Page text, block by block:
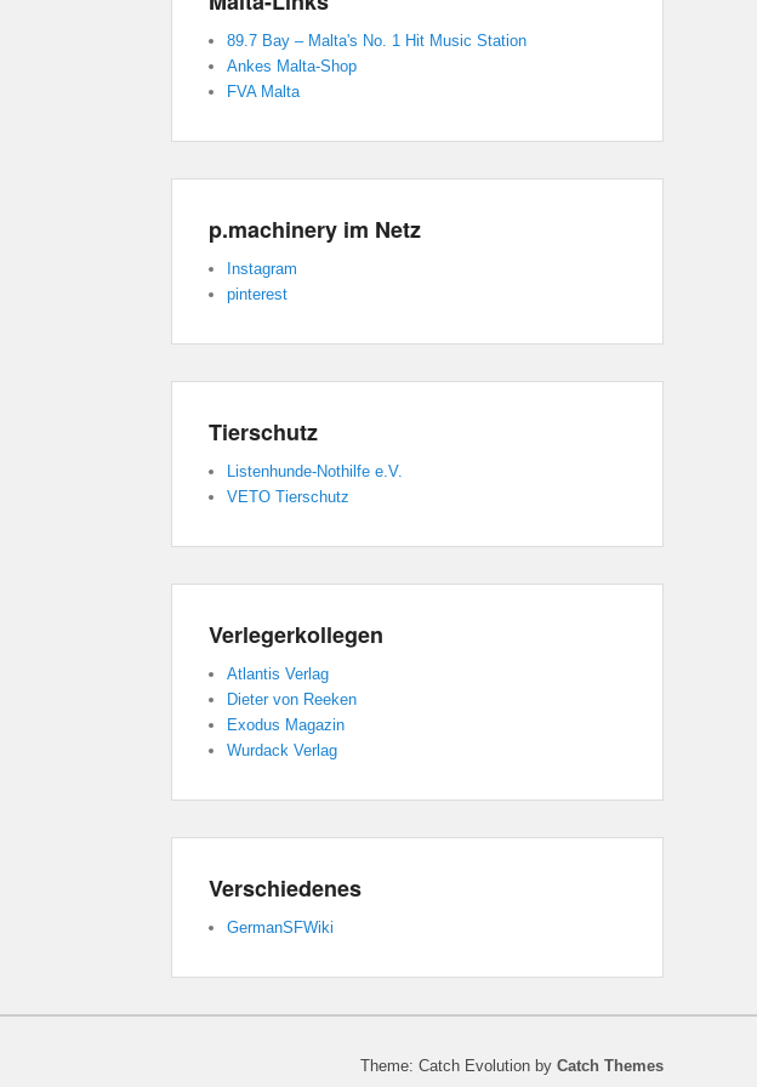
89.7 Bay – Malta's No. 1 Hit Music Station
Ankes Malta-Shop
FVA Malta
p.machinery im Netz
Instagram
pinterest
Tierschutz
Listenhunde-Nothilfe e.V.
VETO Tierschutz
Verlegerkollegen
Atlantis Verlag
Dieter von Reeken
Exodus Magazin
Wurdack Verlag
Verschiedenes
GermanSFWiki
Theme: Catch Evolution by Catch Themes